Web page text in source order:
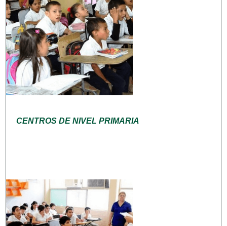
CENTROS DE NIVEL PRIMARIA